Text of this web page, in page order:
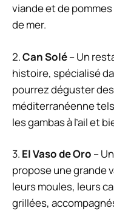
viande et de
de mer.
2.Can Solé– Un
histoire, spécialisé
pourrez déguster
méditerranéenne
les gambas à l’ail et
3. El Vaso de Oro –
propose une grande
leurs moules, leurs
grillées,